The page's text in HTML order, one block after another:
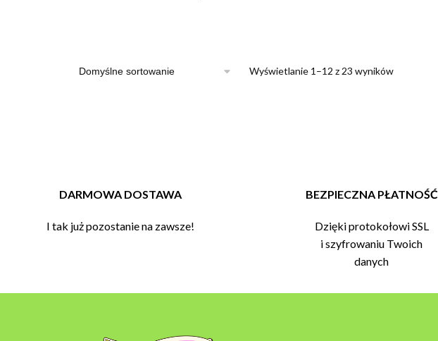
Wyświetlanie 1–12 z 23 wyników
DARMOWA DOSTAWA
I tak już pozostanie na zawsze!
BEZPIECZNA PŁATNOŚĆ
Dzięki protokołowi SSL
i szyfrowaniu Twoich
danych